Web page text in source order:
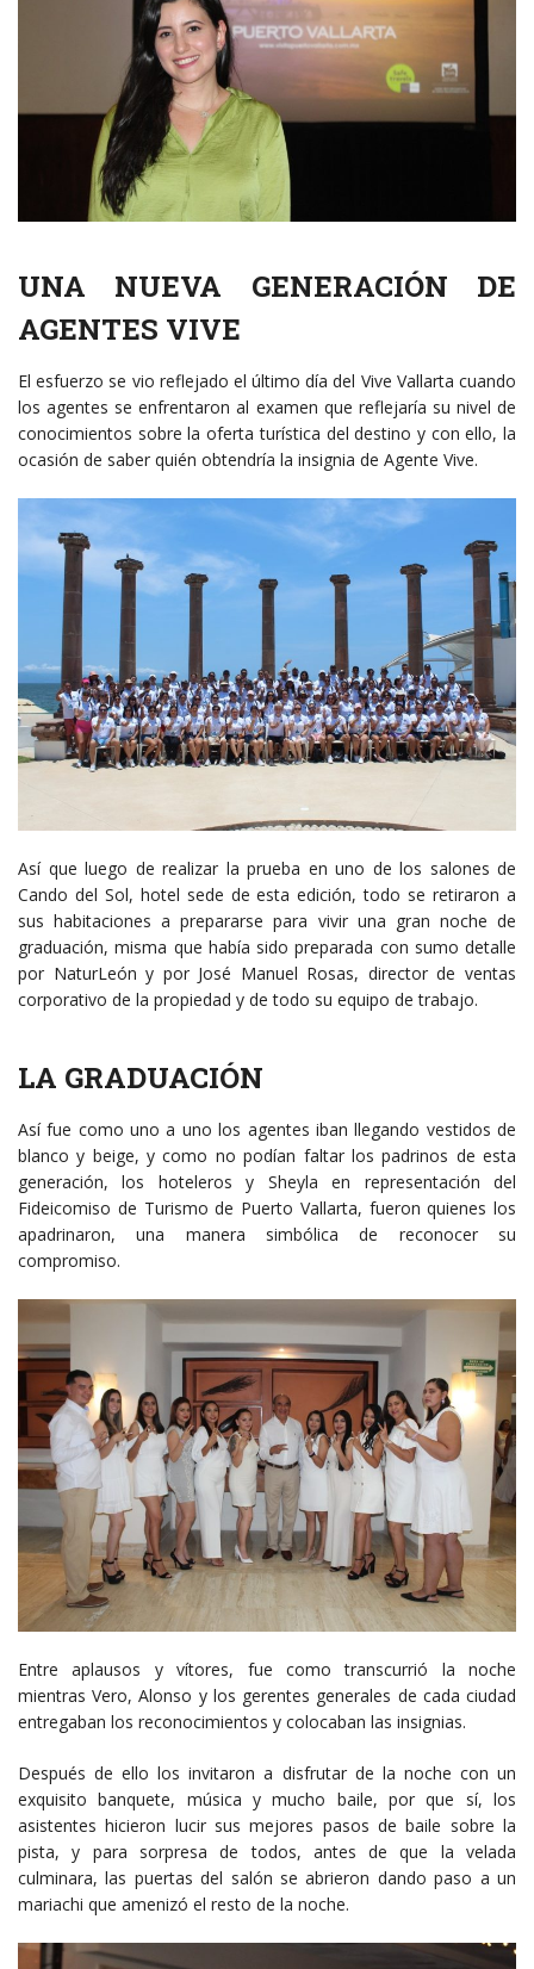
UNA NUEVA GENERACIÓN DE
AGENTES VIVE
El esfuerzo se vio reflejado el último día del Vive Vallarta cuando
los agentes se enfrentaron al examen que reflejaría su nivel de
conocimientos sobre la oferta turística del destino y con ello, la
ocasión de saber quién obtendría la insignia de Agente Vive.
Así que luego de realizar la prueba en uno de los salones de
Cando del Sol, hotel sede de esta edición, todo se retiraron a
sus habitaciones a prepararse para vivir una gran noche de
graduación, misma que había sido preparada con sumo detalle
por NaturLeón y por José Manuel Rosas, director de ventas
corporativo de la propiedad y de todo su equipo de trabajo.
LA GRADUACIÓN
Así fue como uno a uno los agentes iban llegando vestidos de
blanco y beige, y como no podían faltar los padrinos de esta
generación, los hoteleros y Sheyla en representación del
Fideicomiso de Turismo de Puerto Vallarta, fueron quienes los
apadrinaron, una manera simbólica de reconocer su
compromiso.
Entre aplausos y vítores, fue como transcurrió la noche
mientras Vero, Alonso y los gerentes generales de cada ciudad
entregaban los reconocimientos y colocaban las insignias.
Después de ello los invitaron a disfrutar de la noche con un
exquisito banquete, música y mucho baile, por que sí, los
asistentes hicieron lucir sus mejores pasos de baile sobre la
pista, y para sorpresa de todos, antes de que la velada
culminara, las puertas del salón se abrieron dando paso a un
mariachi que amenizó el resto de la noche.